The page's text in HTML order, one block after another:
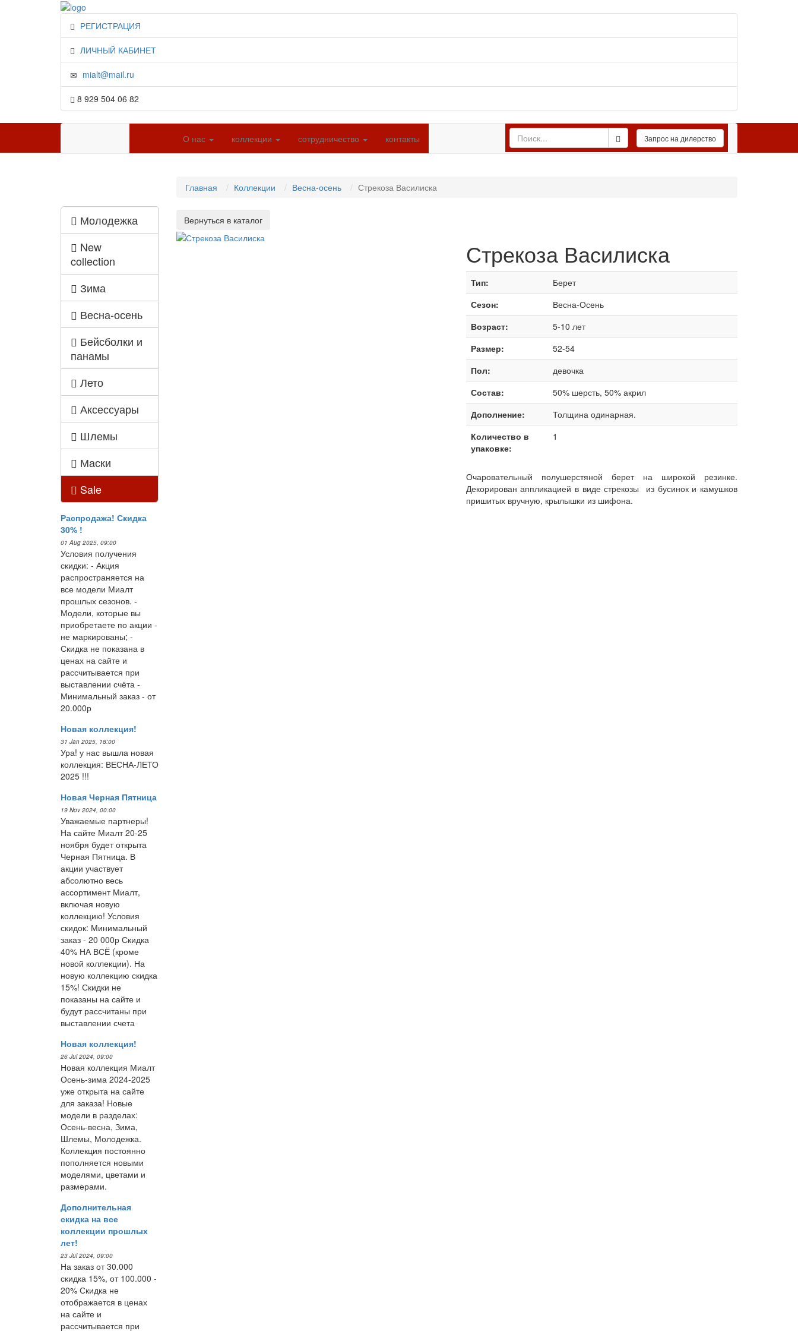
РЕГИСТРАЦИЯ
ЛИЧНЫЙ КАБИНЕТ
mialt@mail.ru
8 929 504 06 82
О нас коллекции сотрудничество контакты
Молодежка
New
collection
Зима
Весна-осень
Бейсболки и
панамы
Лето
Аксессуары
Шлемы
Маски
Sale
Распродажа! Скидка
30% !
01 Aug 2025, 09:00
Условия получения
скидки: - Акция
распространяется на
все модели Миалт
прошлых сезонов. -
Модели, которые вы
приобретаете по акции -
не маркированы; -
Скидка не показана в
ценах на сайте и
рассчитывается при
выставлении счёта -
Минимальный заказ - от
20.000р
Новая коллекция!
31 Jan 2025, 18:00
Ура! у нас вышла новая
коллекция: ВЕСНА-ЛЕТО
2025 !!!
Новая Черная Пятница
19 Nov 2024, 00:00
Уважаемые партнеры!
На сайте Миалт 20-25
ноября будет открыта
Черная Пятница. В
акции участвует
абсолютно весь
ассортимент Миалт,
включая новую
коллекцию! Условия
скидок: Минимальный
заказ - 20 000р Скидка
40% НА ВСЁ (кроме
новой коллекции). На
новую коллекцию скидка
15%! Скидки не
показаны на сайте и
будут рассчитаны при
выставлении счета
Новая коллекция!
26 Jul 2024, 09:00
Новая коллекция Миалт
Осень-зима 2024-2025
уже открыта на сайте
для заказа! Новые
модели в разделах:
Осень-весна, Зима,
Шлемы, Молодежка.
Коллекция постоянно
пополняется новыми
моделями, цветами и
размерами.
Дополнительная
скидка на все
коллекции прошлых
лет!
23 Jul 2024, 09:00
На заказ от 30.000
скидка 15%, от 100.000 -
20% Скидка не
отображается в ценах
на сайте и
рассчитывается при
Главная Коллекции Весна-осень Стрекоза Василиска
Стрекоза Василиска
Тип:
Берет
Сезон:
Весна-Осень
Возраст:
5-10 лет
Размер:
52-54
Пол:
девочка
Состав:
50% шерсть, 50% акрил
Дополнение:
Толщина одинарная.
Количество в
упаковке:
1
Очаровательный полушерстяной берет на широкой резинке.
Декорирован аппликацией в виде стрекозы из бусинок и камушков
пришитых вручную, крылышки из шифона.